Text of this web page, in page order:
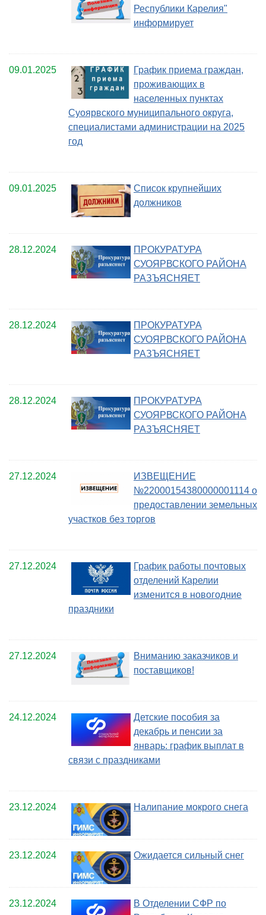
Республики Карелия"
информирует
09.01.2025
График приема граждан,
проживающих в
населенных пунктах
Суоярвского муниципального округа,
специалистами администрации на 2025
год
09.01.2025
Список крупнейших
должников
28.12.2024
ПРОКУРАТУРА
СУОЯРВСКОГО РАЙОНА
РАЗЪЯСНЯЕТ
28.12.2024
ПРОКУРАТУРА
СУОЯРВСКОГО РАЙОНА
РАЗЪЯСНЯЕТ
28.12.2024
ПРОКУРАТУРА
СУОЯРВСКОГО РАЙОНА
РАЗЪЯСНЯЕТ
27.12.2024
ИЗВЕЩЕНИЕ
№22000154380000001114 о
предоставлении земельных
участков без торгов
27.12.2024
График работы почтовых
отделений Карелии
изменится в новогодние
праздники
27.12.2024
Вниманию заказчиков и
поставщиков!
24.12.2024
Детские пособия за
декабрь и пенсии за
январь: график выплат в
связи с праздниками
23.12.2024 Налипание мокрого снега
23.12.2024 Ожидается сильный снег
23.12.2024
В Отделении СФР по